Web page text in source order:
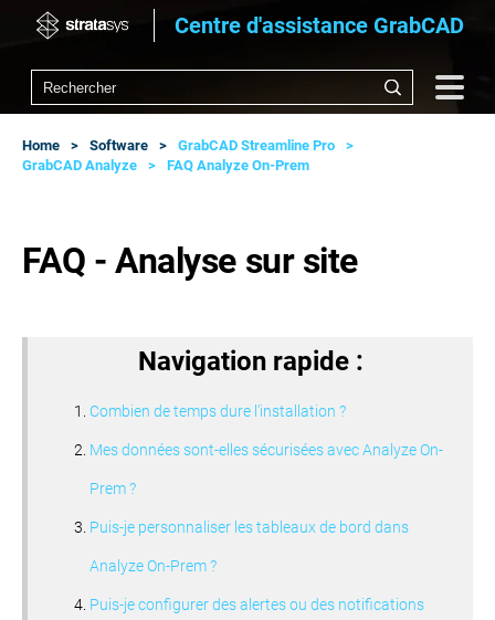
Centre d'assistance GrabCAD
Home Software
GrabCAD Streamline Pro
GrabCAD Analyze
FAQ Analyze On-Prem
FAQ - Analyse sur site
Navigation rapide :
Combien de temps dure l'installation ?
Mes données sont-elles sécurisées avec Analyze On-
Prem ?
Puis-je personnaliser les tableaux de bord dans
Analyze On-Prem ?
Puis-je configurer des alertes ou des notifications